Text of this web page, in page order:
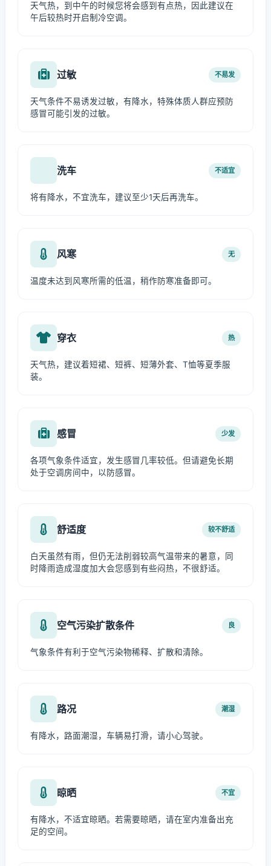
天气热，到中午的时候您将会感到有点热，因此建议在
午后较热时开启制冷空调。
过敏 不易发
天气条件不易诱发过敏，有降水，特殊体质人群应预防
感冒可能引发的过敏。
洗车 不适宜
将有降水，不宜洗车，建议至少1天后再洗车。
风寒 无
温度未达到风寒所需的低温，稍作防寒准备即可。
穿衣 热
天气热，建议着短裙、短裤、短薄外套、T恤等夏季服
装。
感冒 少发
各项气象条件适宜，发生感冒几率较低。但请避免长期
处于空调房间中，以防感冒。
舒适度 较不舒适
白天虽然有雨，但仍无法削弱较高气温带来的暑意，同
时降雨造成湿度加大会您感到有些闷热，不很舒适。
空气污染扩散条件 良
气象条件有利于空气污染物稀释、扩散和清除。
路况 潮湿
有降水，路面潮湿，车辆易打滑，请小心驾驶。
晾晒 不宜
有降水，不适宜晾晒。若需要晾晒，请在室内准备出充
足的空间。